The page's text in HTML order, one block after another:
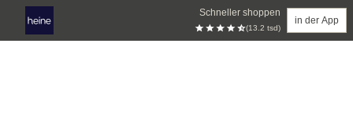
Schneller shoppen
(13.2 tsd)
in der App